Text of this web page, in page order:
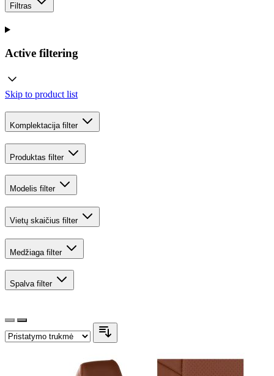
Filtras
Active filtering
Skip to product list
Komplektacija filter
Produktas filter
Modelis filter
Vietų skaičius filter
Medžiaga filter
Spalva filter